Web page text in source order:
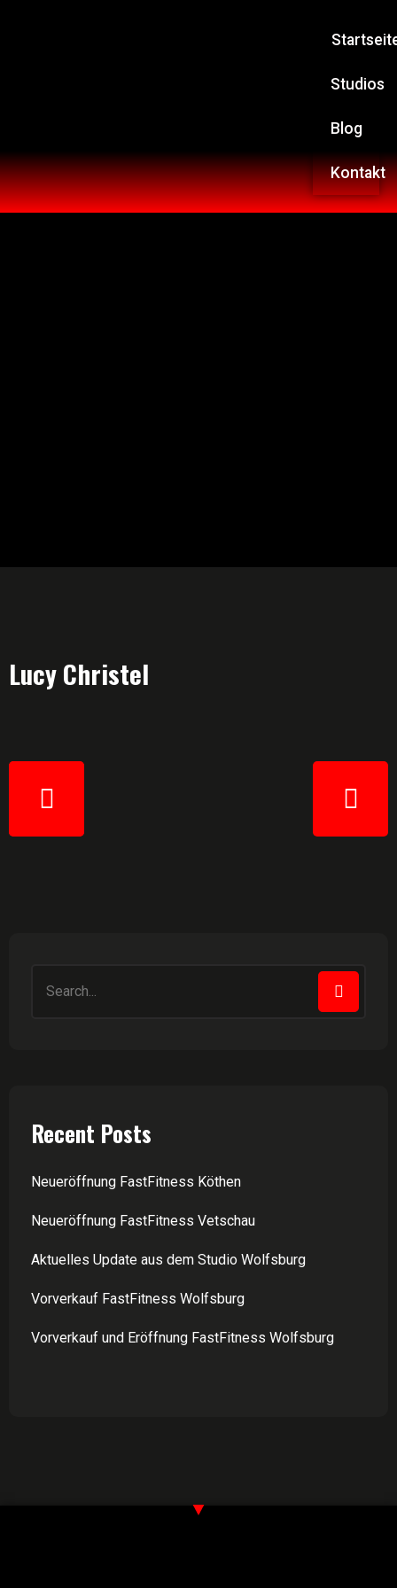
Studios
Blog
Kontakt
Lucy Christel
Recent Posts
Neueröffnung FastFitness Köthen
Neueröffnung FastFitness Vetschau
Aktuelles Update aus dem Studio Wolfsburg
Vorverkauf FastFitness Wolfsburg
Vorverkauf und Eröffnung FastFitness Wolfsburg